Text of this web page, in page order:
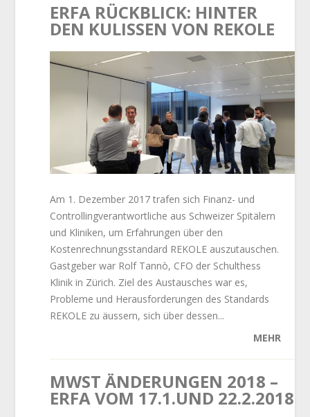
ERFA RÜCKBLICK: HINTER
DEN KULISSEN VON REKOLE
Am 1. Dezember 2017 trafen sich Finanz- und
Controllingverantwortliche aus Schweizer Spitälern
und Kliniken, um Erfahrungen über den
Kostenrechnungsstandard REKOLE auszutauschen.
Gastgeber war Rolf Tannò, CFO der Schulthess
Klinik in Zürich. Ziel des Austausches war es,
Probleme und Herausforderungen des Standards
REKOLE zu äussern, sich über dessen...
MEHR
MWST ÄNDERUNGEN 2018 –
ERFA VOM 17.1.UND 22.2.2018